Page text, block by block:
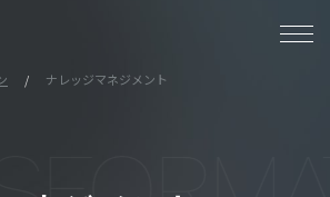
ナレッジマネジメント